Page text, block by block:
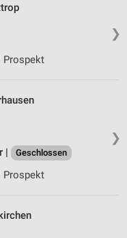
❯
Prospekt
❯
|
Geschlossen
Prospekt